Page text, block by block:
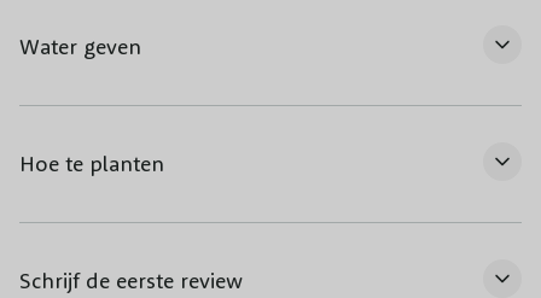
Water geven
Hoe te planten
Schrijf de eerste review